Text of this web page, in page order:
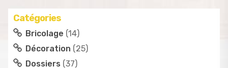
Catégories
Bricolage (14)
Décoration (25)
Dossiers (37)